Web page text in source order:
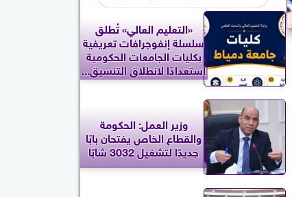
«التعليم العالي» تُطلق
سلسلة إنفوجرافات تعريفية
بكليات الجامعات الحكومية
استعدادًا لانطلاق التنسيق...
وزير العمل: الحكومة
والقطاع الخاص يفتحان بابًا
جديدًا لتشغيل 3032 شابًا